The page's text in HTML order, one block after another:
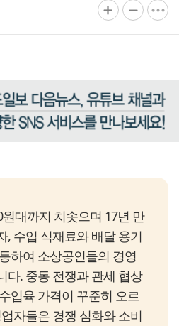
원대까지 치솟으며 17년 만
, 수입 식재료와 배달 용기
하여 소상공인들의 경영
다. 중동 전쟁과 관세 협상
입육 가격이 꾸준히 오르
자들은 경쟁 심화와 소비